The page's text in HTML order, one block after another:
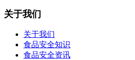
关于我们
关于我们
食品安全知识
食品安全资讯